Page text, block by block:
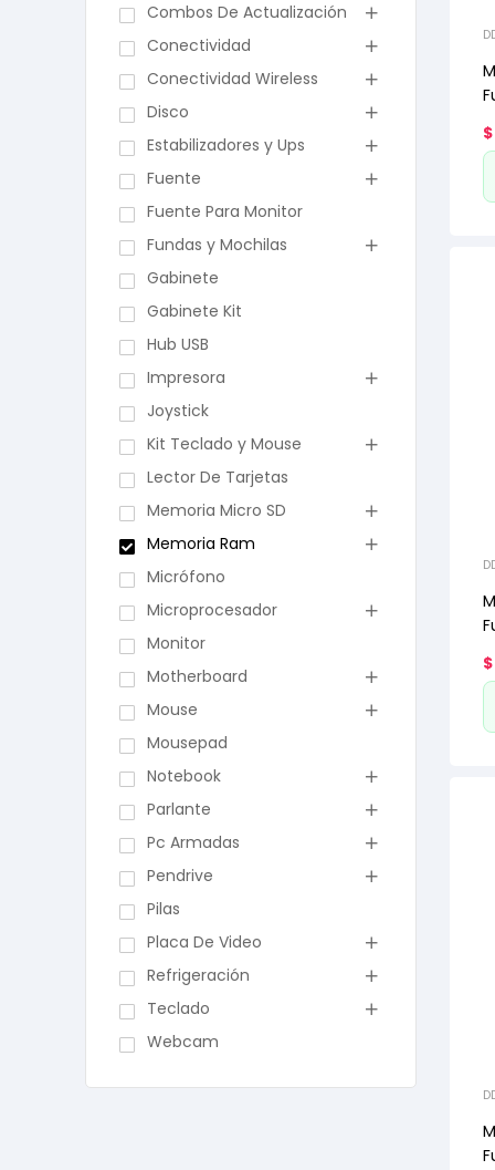
$
$
Combos De Actualización
Conectividad
Conectividad Wireless
Disco
Estabilizadores y Ups
Fuente
Fuente Para Monitor
Fundas y Mochilas
Gabinete
Gabinete Kit
Hub USB
Impresora
Joystick
Kit Teclado y Mouse
Lector De Tarjetas
Memoria Micro SD
Memoria Ram
Micrófono
Microprocesador
Monitor
Motherboard
Mouse
Mousepad
Notebook
Parlante
Pc Armadas
Pendrive
Pilas
Placa De Video
Refrigeración
Teclado
Webcam